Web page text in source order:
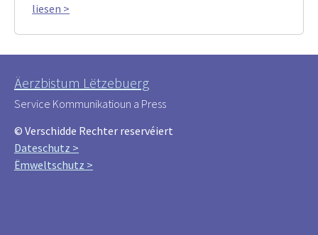
liesen >
Äerzbistum Lëtzebuerg
Service Kommunikatioun a Press
© Verschidde Rechter reservéiert
Dateschutz >
Ëmweltschutz >